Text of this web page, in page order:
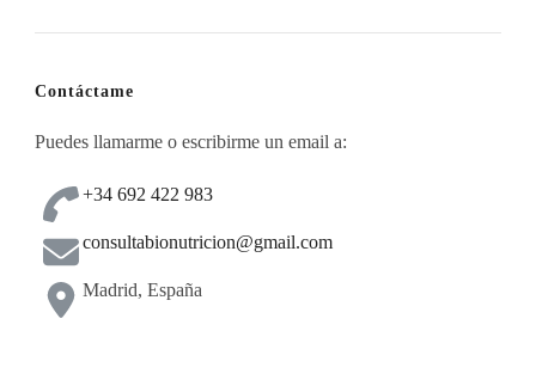
Contáctame
Puedes llamarme o escribirme un email a:
+34 692 422 983
consultabionutricion@gmail.com
Madrid, España